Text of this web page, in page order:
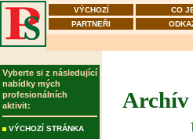
VÝCHOZÍ CO
PARTNEŘI
Vyberte si z následující
nabídky mých
profesionálních
aktivit:
VÝCHOZÍ STRÁNKA
Archív